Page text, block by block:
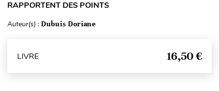
RAPPORTENT DES POINTS
Auteur(s) : Dubuis Doriane
LIVRE 16,50 €